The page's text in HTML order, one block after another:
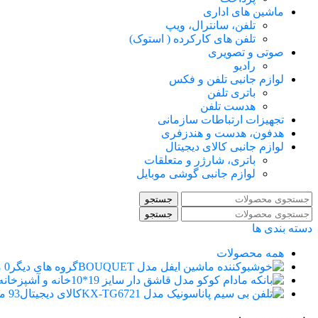
ماشین های اداری
تلفن، سانترال، ویپ
تلفن های کارکرده ( استوک)
صوتی و تصویری
رادیو
لوازم جانبی تلفن و فکس
باتری تلفن
هدست تلفن
تجهیزات ارتباطات سازمانی
هدفون، هدست و هندزفری
لوازم جانبی کالای دیجیتال
باتری، شارژر و متعلقات
لوازم جانبی گوشی موبایل
جستجو
جستجو
دسته بندی ها
همه محصولات
گروه های دیگر 0 محصول
خانه و
کالای دیجیتال93 محصول